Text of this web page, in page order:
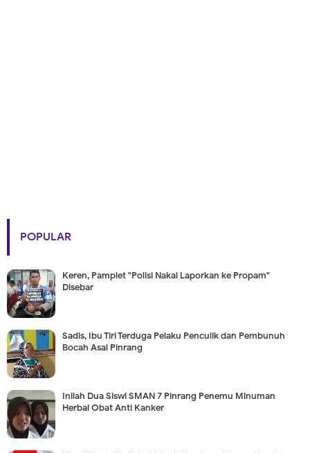
POPULAR
Keren, Pamplet "Polisi Nakal Laporkan ke Propam"
Disebar
Sadis, Ibu Tiri Terduga Pelaku Penculik dan Pembunuh
Bocah Asal Pinrang
Inilah Dua Siswi SMAN 7 Pinrang Penemu Minuman
Herbal Obat Anti Kanker